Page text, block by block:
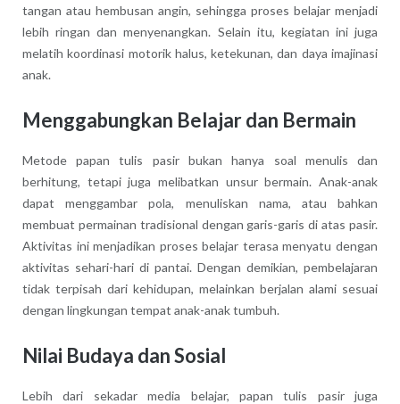
tangan atau hembusan angin, sehingga proses belajar menjadi
lebih ringan dan menyenangkan. Selain itu, kegiatan ini juga
melatih koordinasi motorik halus, ketekunan, dan daya imajinasi
anak.
Menggabungkan Belajar dan Bermain
Metode papan tulis pasir bukan hanya soal menulis dan
berhitung, tetapi juga melibatkan unsur bermain. Anak-anak
dapat menggambar pola, menuliskan nama, atau bahkan
membuat permainan tradisional dengan garis-garis di atas pasir.
Aktivitas ini menjadikan proses belajar terasa menyatu dengan
aktivitas sehari-hari di pantai. Dengan demikian, pembelajaran
tidak terpisah dari kehidupan, melainkan berjalan alami sesuai
dengan lingkungan tempat anak-anak tumbuh.
Nilai Budaya dan Sosial
Lebih dari sekadar media belajar, papan tulis pasir juga